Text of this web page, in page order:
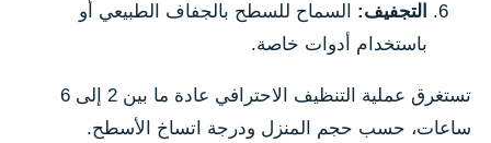
التجفيف: السماح للسطح بالجفاف الطبيعي أو
باستخدام أدوات خاصة.
تستغرق عملية التنظيف الاحترافي عادة ما بين 2 إلى 6
ساعات، حسب حجم المنزل ودرجة اتساخ الأسطح.